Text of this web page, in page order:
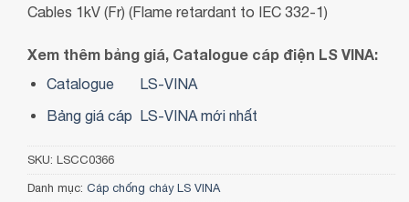
Cables 1kV (Fr) (Flame retardant to IEC 332-1)
Xem thêm bảng giá, Catalogue cáp điện LS VINA:
Catalogue
LS-VINA
Bảng giá cáp LS-VINA mới nhất
SKU: LSCC0366
Danh mục: Cáp chống cháy LS VINA